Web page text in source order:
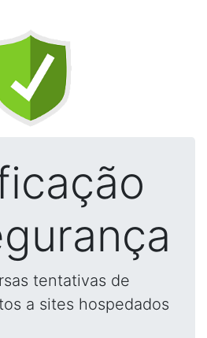
tentativas de
a sites hospedados